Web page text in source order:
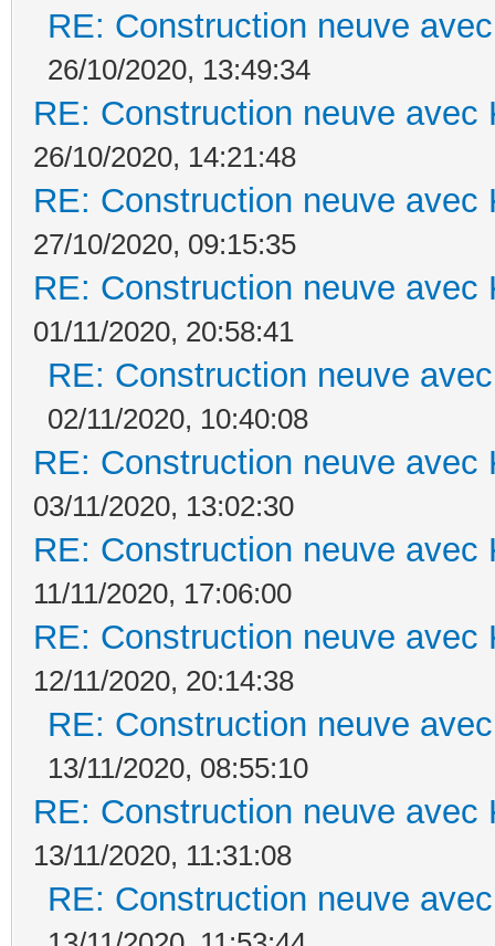
RE: Construction neuve
26/10/2020, 13:49:34
RE: Construction neuve avec
26/10/2020, 14:21:48
RE: Construction neuve avec
27/10/2020, 09:15:35
RE: Construction neuve avec
01/11/2020, 20:58:41
RE: Construction neuve
02/11/2020, 10:40:08
RE: Construction neuve avec
03/11/2020, 13:02:30
RE: Construction neuve avec
11/11/2020, 17:06:00
RE: Construction neuve avec
12/11/2020, 20:14:38
RE: Construction neuve
13/11/2020, 08:55:10
RE: Construction neuve avec
13/11/2020, 11:31:08
RE: Construction neuve